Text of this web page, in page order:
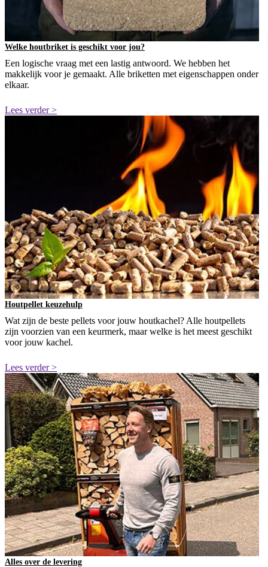
Welke houtbriket is geschikt voor jou?
Een logische vraag met een lastig antwoord. We hebben het
makkelijk voor je gemaakt. Alle briketten met eigenschappen onder
elkaar.
Lees verder >
Houtpellet keuzehulp
Wat zijn de beste pellets voor jouw houtkachel? Alle houtpellets
zijn voorzien van een keurmerk, maar welke is het meest geschikt
voor jouw kachel.
Lees verder >
Alles over de levering